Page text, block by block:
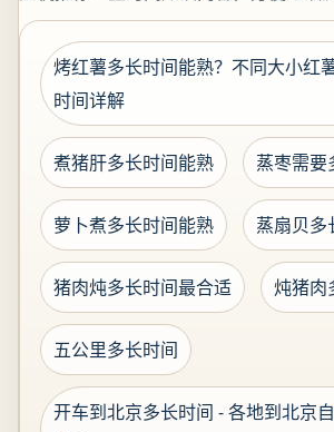
烤红薯多长时间能熟？不同大小红
时间详解
煮猪肝多长时间能熟 蒸枣需要
萝卜煮多长时间能熟 蒸扇贝多
猪肉炖多长时间最合适 炖猪肉
五公里多长时间
开车到北京多长时间 - 各地到北京